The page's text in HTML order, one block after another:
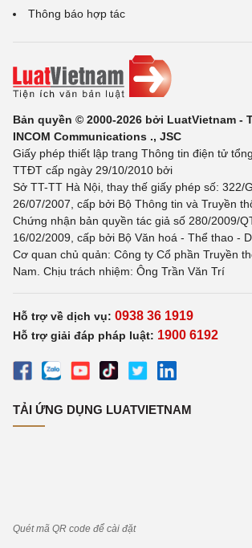
Thông báo hợp tác
Bản quyền © 2000-2026 bởi LuatVietnam -
INCOM Communications ., JSC
Giấy phép thiết lập trang Thông tin điện tử
TTĐT cấp ngày 29/10/2010 bởi
Sở TT-TT Hà Nội, thay thế giấy phép số: 322/
26/07/2007, cấp bởi Bộ Thông tin và Truyền
Chứng nhận bản quyền tác giả số 280/2009/
16/02/2009, cấp bởi Bộ Văn hoá - Thể thao -
Cơ quan chủ quản: Công ty Cổ phần Truyền
Nam. Chịu trách nhiệm: Ông Trần Văn Trí
Hỗ trợ về dịch vụ: 0938 36 1919
Hỗ trợ giải đáp pháp luật: 1900 6192
TẢI ỨNG DỤNG LUATVIETNAM
Quét mã QR code để cài đặt